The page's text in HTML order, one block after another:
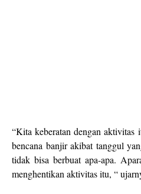
“Kita keberatan dengan aktivitas
bencana banjir akibat tanggul
tidak bisa berbuat apa-apa.
menghentikan aktivitas itu, “